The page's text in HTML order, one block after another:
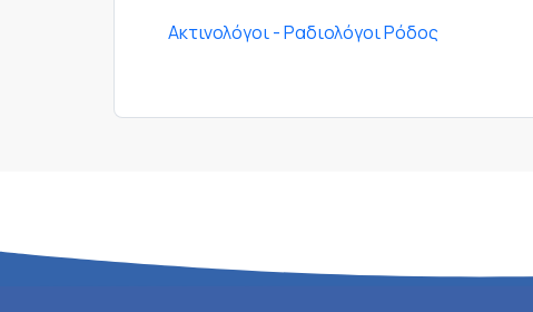
Ακτινολόγοι - Ραδιολόγοι Ρόδος